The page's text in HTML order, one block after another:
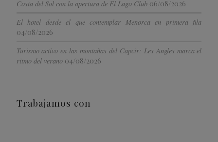
Costa del Sol con la apertura de El Lago Club 06/08/2026
El hotel desde el que contemplar Menorca en primera fila
04/08/2026
Turismo activo en las montañas del Capcir: Les Angles marca el
ritmo del verano 04/08/2026
Trabajamos con